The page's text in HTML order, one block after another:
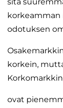
odotuksen
korkein,
ovat